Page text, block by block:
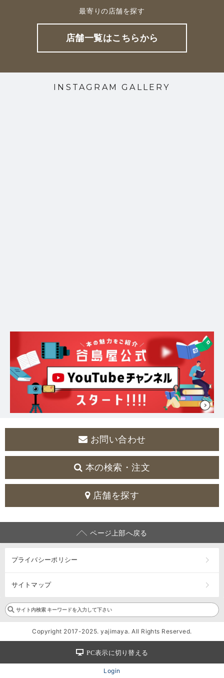
最寄りの店舗を探す
店舗一覧はこちらから
INSTAGRAM GALLERY
お問い合わせ
本の検索・注文
店舗を探す
ページ上部へ戻る
プライバシーポリシー
サイトマップ
Copyright 2017-2025. yajimaya. All Rights Reserved.
PC表示に切り替える
Login